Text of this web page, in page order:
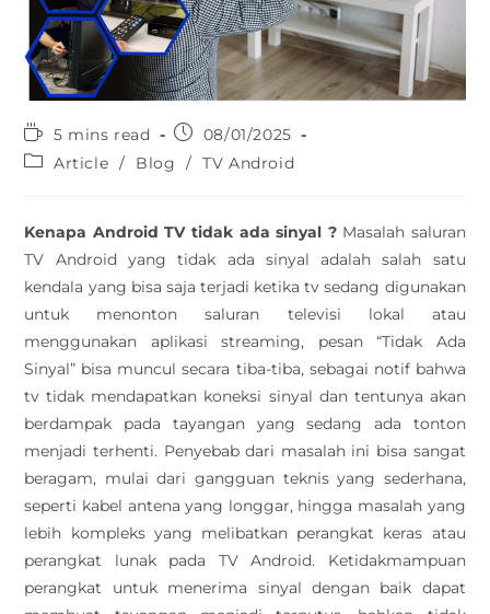
5 mins read
08/01/2025
Article / Blog / TV Android
Kenapa Android TV tidak ada sinyal ?Masalah saluran
TV Android yang tidak ada sinyal adalah salah satu
kendala yang bisa saja terjadi ketika tv sedang digunakan
untuk menonton saluran televisi lokal atau
menggunakan aplikasi streaming, pesan “Tidak Ada
Sinyal” bisa muncul secara tiba-tiba, sebagai notif bahwa
tv tidak mendapatkan koneksi sinyal dan tentunya akan
berdampak pada tayangan yang sedang ada tonton
menjadi terhenti. Penyebab dari masalah ini bisa sangat
beragam, mulai dari gangguan teknis yang sederhana,
seperti kabel antena yang longgar, hingga masalah yang
lebih kompleks yang melibatkan perangkat keras atau
perangkat lunak pada TV Android. Ketidakmampuan
perangkat untuk menerima sinyal dengan baik dapat